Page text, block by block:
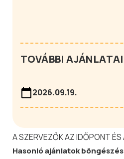
TOVÁBBI
2026.09.19.
A SZERVEZŐK AZ IDŐPONT
Hasonlóajánlatok